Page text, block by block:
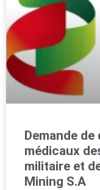
Demande
médicaux
militaire et
Mining S.A